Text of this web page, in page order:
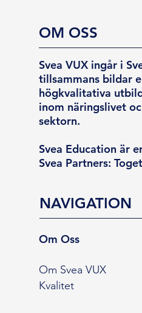
OM OSS
Svea VUX ingår i
tillsammans bildar
högkvalitativa
inom näringslivet
sektorn.
Svea Education är
Svea Partners:
NAVIGATION
Om Oss
Om Svea VUX
Kvalitet